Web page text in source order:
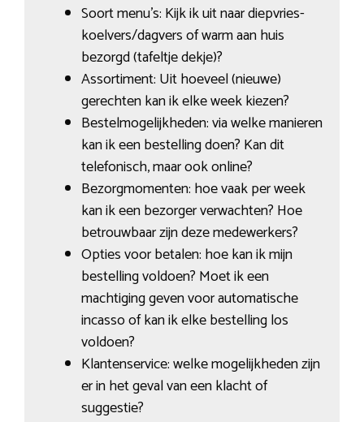
Soort menu’s: Kijk ik uit naar diepvries-
koelvers/dagvers of warm aan huis
bezorgd (tafeltje dekje)?
Assortiment: Uit hoeveel (nieuwe)
gerechten kan ik elke week kiezen?
Bestelmogelijkheden: via welke manieren
kan ik een bestelling doen? Kan dit
telefonisch, maar ook online?
Bezorgmomenten: hoe vaak per week
kan ik een bezorger verwachten? Hoe
betrouwbaar zijn deze medewerkers?
Opties voor betalen: hoe kan ik mijn
bestelling voldoen? Moet ik een
machtiging geven voor automatische
incasso of kan ik elke bestelling los
voldoen?
Klantenservice: welke mogelijkheden zijn
er in het geval van een klacht of
suggestie?